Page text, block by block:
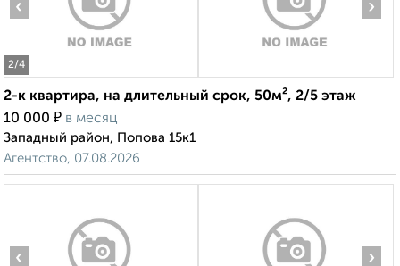
2/4
‹ ›
2-к квартира, на длительный срок, 50м², 2/5 этаж
10 000 ₽ в месяц
Западный район, Попова 15к1
Агентство, 07.08.2026
‹ ›